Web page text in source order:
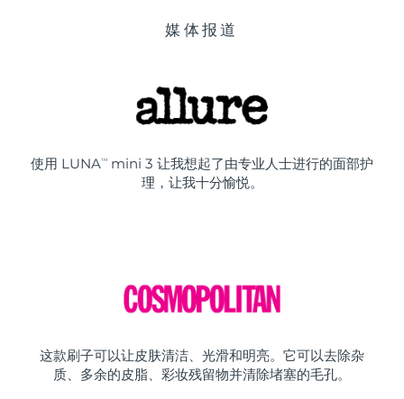
媒体报道
使用 LUNATM
mini 3 让我想起了由专业人士进行的面部护
理，让我十分愉悦。
这款刷子可以让皮肤清洁、光滑和明亮。它可以去除杂
质、多余的皮脂、彩妆残留物并清除堵塞的毛孔。